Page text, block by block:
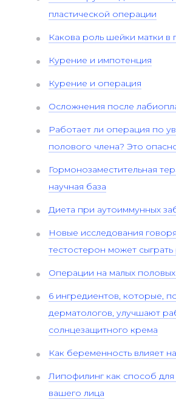
пластической операции
Какова роль шейки матки в
Курение и импотенция
Курение и операция
Осложнения после
Работает ли операция по
полового члена? Это
Гормонозаместительная
научная база
Диета при аутоиммунных
Новые исследования
тестостерон может сыграть
Операции на малых половых
6 ингредиентов, которые,
дерматологов, улучшают
солнцезащитного крема
Как беременность влияет
Липофилинг как способ
вашего лица